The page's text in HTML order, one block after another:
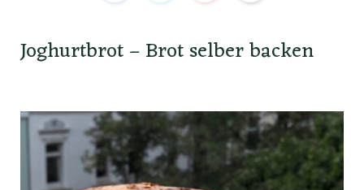
Joghurtbrot – Brot selber backen